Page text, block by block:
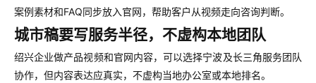
案例素材和FAQ同步放入官网，帮助客户从视频走向咨询判断。
城市稿要写服务半径，不虚构本地团队
绍兴企业做产品视频和官网内容，可以选择宁波及长三角服务团队
协作，但内容表达应真实，不虚构当地办公室或本地排名。